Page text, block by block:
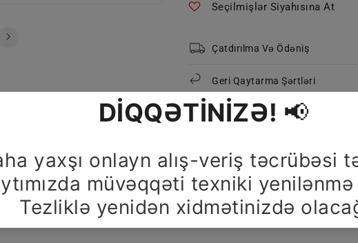
miqdarını
Seçilmişlər Siyahısına At
Çatdırılma Və Ödəniş
Geri Qaytarma Şərtləri
Məlumat Və Qaydalar
Paylaşın